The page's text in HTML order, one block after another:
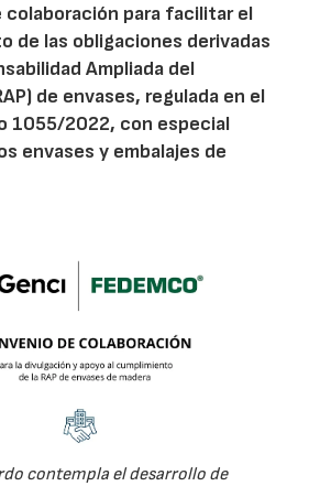
colaboración para facilitar el
de las obligaciones derivadas
Ampliada del
de envases, regulada en el
1055/2022, con especial
envases y embalajes de
contempla el desarrollo de